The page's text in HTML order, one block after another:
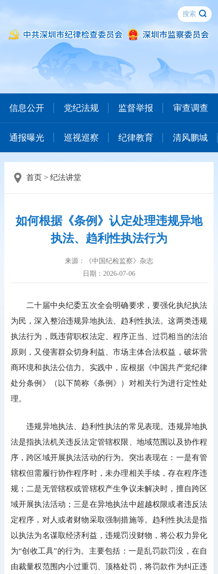
信息公开 党纪法规 监督举报 审查调查
通报曝光 巡视巡察 纪律教育 清风鹏城
首页> 纪法讲堂
如何根据《条例》认定处理违规异地
执法、趋利性执法行为
来源：《中国纪检监察》杂志
日期：2026-07-06
二十届中央纪委五次全会明确要求，要强化执纪执法
为民，深入整治违规异地执法、趋利性执法。这两类违规
执法行为，既违背职权法定、程序正当、过罚相当的法治
原则，又侵害群众切身利益、市场主体合法权益，破坏营
商环境和执法公信力。实践中，应根据《中国共产党纪律
处分条例》（以下简称《条例》）对相关行为进行定性处
理。
违规异地执法、趋利性执法的常见表现。违规异地执
法是指执法机关违反法定管辖权限、地域范围以及协作程
序，跨区域开展执法活动的行为。突出表现在：一是有管
辖权但需履行协作程序时，未办理相关手续，存在程序违
规；二是无管辖权或管辖权产生争议未解决时，擅自跨区
域开展执法活动；三是在异地执法中超越权限或者违反法
定程序，对人或者财物采取强制措施等。趋利性执法是指
以执法为名谋取经济利益，违规罚没财物，将公权力异化
为“创收工具”的行为。主要包括：一是乱罚款罚没，在自
由裁量权范围内小过重罚、顶格处罚，将罚款作为纠正违